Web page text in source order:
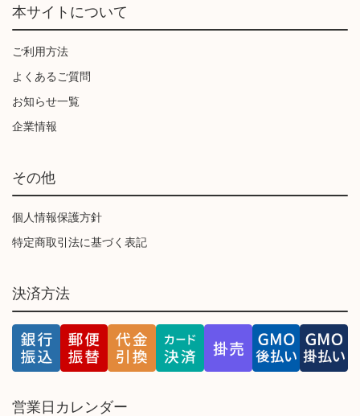
本サイトについて
ご利用方法
よくあるご質問
お知らせ一覧
企業情報
その他
個人情報保護方針
特定商取引法に基づく表記
決済方法
営業日カレンダー